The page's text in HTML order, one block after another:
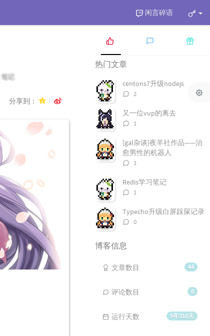
闲言碎语
笔记
分享到：
热
门
章
论
热门文章
centons7升级nodejs
评
数：
2
又一位vup的离去
评
数：
1
[gal杂谈]夜羊社作品——治
愈男性的机器人
评
数：
1
Redis学习笔记
评
数：
1
Typecho升级白屏踩屎记录
评
0
博客信息
44
文章数目
8
评论数目
5年310天
运行天数